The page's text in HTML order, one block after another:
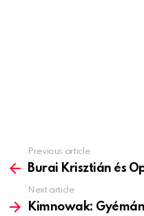
more
Previous article
Burai Krisztián és
Next article
Kimnowak: